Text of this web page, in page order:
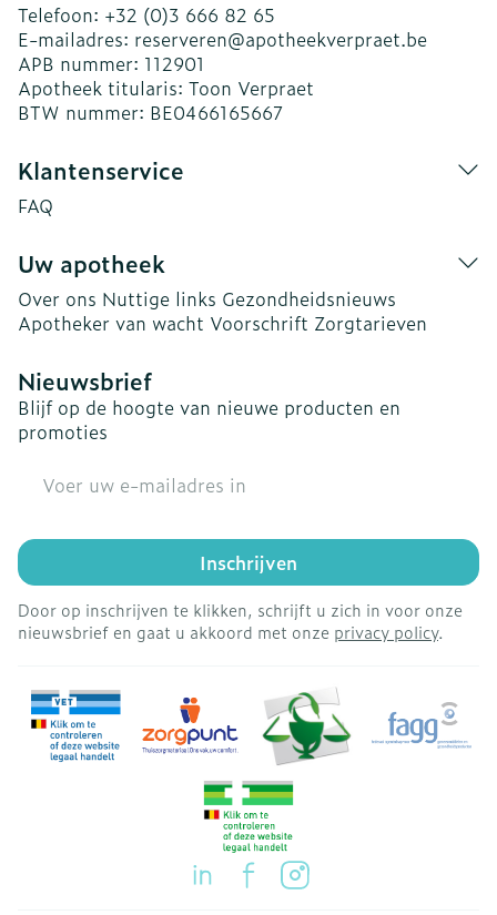
Telefoon: +32 (0)3 666 82 65
E-mailadres: reserveren@apotheekverpraet.be
APB nummer: 112901
Apotheek titularis: Toon Verpraet
BTW nummer: BE0466165667
Klantenservice
FAQ
Uw apotheek
Over ons Nuttige links Gezondheidsnieuws
Apotheker van wacht Voorschrift Zorgtarieven
Nieuwsbrief
Blijf op de hoogte van nieuwe producten en
promoties
Inschrijven
Door op inschrijven te klikken, schrijft u zich in voor onze
nieuwsbrief en gaat u akkoord met onze privacy policy.